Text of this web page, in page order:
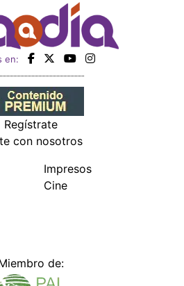
en:
Regístrate
con nosotros
Impresos
Cine
de: